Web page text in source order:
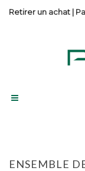
Retirer un achat |
ENSEMBLE